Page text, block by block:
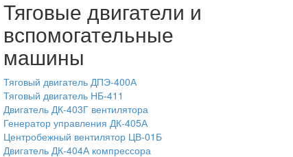
Тяговые двигатели и
вспомогательные
машины
Тяговый двигатель ДПЭ-400А
Тяговый двигатель НБ-411
Двигатель ДК-403Г вентилятора
Генератор управления ДК-405А
Центробежный вентилятор ЦВ-01Б
Двигатель ДК-404А компрессора